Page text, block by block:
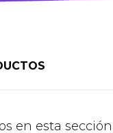
en esta